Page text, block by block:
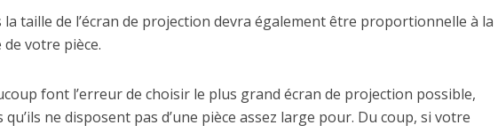
la taille de l’écran de projection devra également être proportionnelle à la
de votre pièce.
font l’erreur de choisir le plus grand écran de projection possible,
qu’ils ne disposent pas d’une pièce assez large pour. Du coup, si votre